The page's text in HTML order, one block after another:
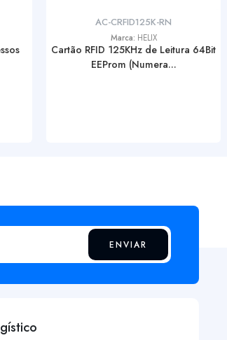
AC-CRFID125K-RN
Marca: HELIX
Cartão RFID 125KHz de Leitura 64Bit
EEProm (Numera...
ENVIAR